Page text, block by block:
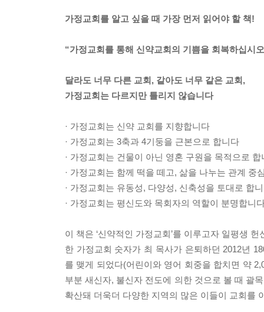
가정교회를 알고 싶을 때 가장 먼저 읽어야 할 책!
“가정교회를 통해 신약교회의 기쁨을 회복하십시
달라도 너무 다른 교회, 같아도 너무 같은 교회,
가정교회는 다르지만 틀리지 않습니다
· 가정교회는 신약 교회를 지향합니다
· 가정교회는 3축과 4기둥을 근본으로 합니다
· 가정교회는 건물이 아닌 영혼 구원을 목적으로 합
· 가정교회는 함께 떡을 떼고, 삶을 나누는 관계 중
· 가정교회는 유동성, 다양성, 신축성을 토대로 합
· 가정교회는 평신도와 목회자의 역할이 분명합니
이 책은 ‘신약적인 가정교회’를 이루고자 일평생
한 가정교회 숫자가 최 목사가 은퇴하던 2012년
를 맺게 되었다(어린이와 영어 회중을 합치면 약
부분 새신자, 불신자 전도에 의한 것으로 볼 때 괄
확산돼 더욱더 다양한 지역의 많은 이들이 교회를